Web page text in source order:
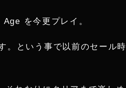
を今更プレイ。
。という事で以前のセール時